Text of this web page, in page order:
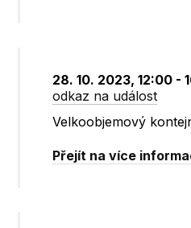
28. 10. 2023, 12:00 -
odkaz na událost
Velkoobjemový
Přejít na více